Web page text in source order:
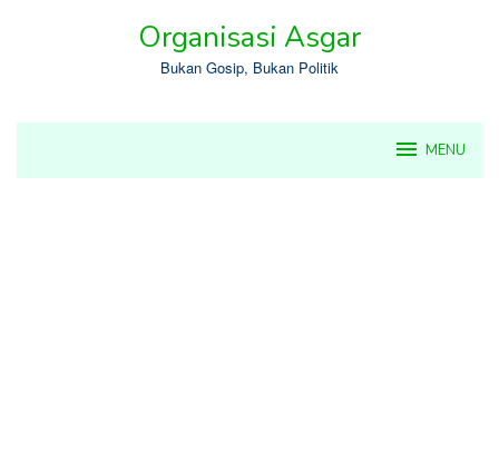
Organisasi Asgar
Bukan Gosip, Bukan Politik
MENU